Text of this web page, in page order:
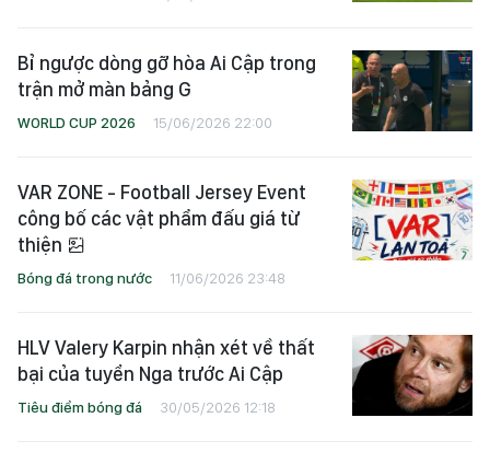
Bỉ ngược dòng gỡ hòa Ai Cập trong
trận mở màn bảng G
WORLD CUP 2026 15/06/2026 22:00
VAR ZONE - Football Jersey Event
công bố các vật phẩm đấu giá từ
thiện
Bóng đá trong nước 11/06/2026 23:48
HLV Valery Karpin nhận xét về thất
bại của tuyển Nga trước Ai Cập
Tiêu điểm bóng đá 30/05/2026 12:18